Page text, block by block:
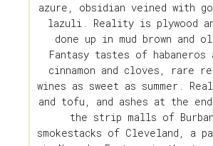
azure, obsidian veined with
lazuli. Reality is plywood
done up in mud brown and
Fantasy tastes of habaneros
cinnamon and cloves, rare
wines as sweet as summer.
and tofu, and ashes at the
the strip malls of
smokestacks of Cleveland, a